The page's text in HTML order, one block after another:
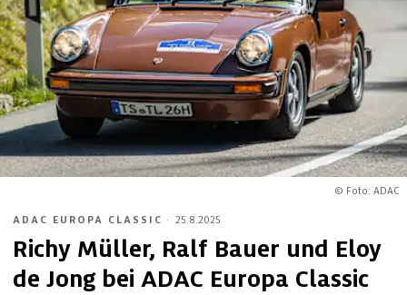
© Foto: ADAC
ADAC EUROPA CLASSIC · 25.8.2025
Richy Müller, Ralf Bauer und Eloy
de Jong bei ADAC Europa Classic